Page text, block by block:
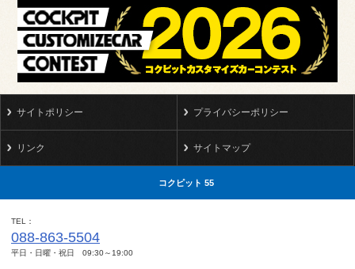
サイトポリシー プライバシーポリシー
リンク サイトマップ
コクピット 55
TEL
088-863-5504
平日・日曜・祝日 09:30～19:00